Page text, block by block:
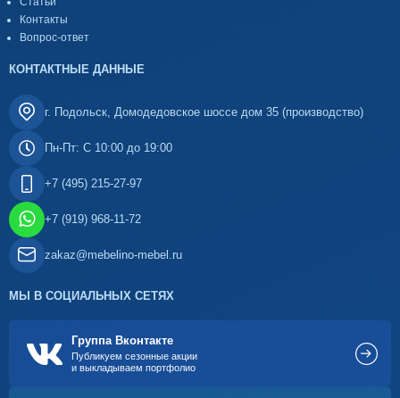
Контакты
Вопрос-ответ
КОНТАКТНЫЕ ДАННЫЕ
г. Подольск, Домодедовское шоссе дом 35 (производство)
Пн-Пт: С 10:00 до 19:00
+7 (495) 215-27-97
+7 (919) 968-11-72
zakaz@mebelino-mebel.ru
МЫ В СОЦИАЛЬНЫХ СЕТЯХ
Группа Вконтакте
Публикуем сезонные акции
и выкладываем портфолио